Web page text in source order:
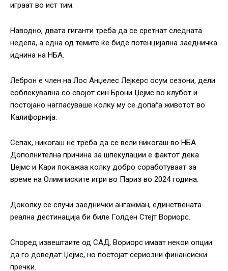
играат во ист тим.
Наводно, двата гиганти треба да се сретнат следната
недела, а една од темите ќе биде потенцијална заедничка
иднина на НБА.
Леброн е член на Лос Анџелес Лејкерс осум сезони, дели
соблекувална со својот син Брони Џејмс во клубот и
постојано нагласуваше колку му се допаѓа животот во
Калифорнија.
Сепак, никогаш не треба да се вели никогаш во НБА.
Дополнителна причина за шпекулации е фактот дека
Џејмс и Кари покажаа колку добро соработуваат за
време на Олимписките игри во Париз во 2024 година.
Доколку се случи заеднички ангажман, единствената
реална дестинација би биле Голден Стејт Вориорс.
Според извештаите од САД, Вориорс имаат некои опции
да го доведат Џејмс, но постојат сериозни финансиски
пречки.